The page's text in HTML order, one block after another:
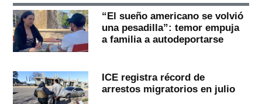
“El sueño americano se volvió
una pesadilla”: temor empuja
a familia a autodeportarse
ICE registra récord de
arrestos migratorios en julio